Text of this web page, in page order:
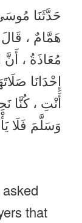
حَدَّثَنَا
هَمَّامٌ ،
مُعَاذَةُ ،
إِحْدَانَا
أَنْتِ ، كُنَّا
وَسَلَّمَ فَلَا
that